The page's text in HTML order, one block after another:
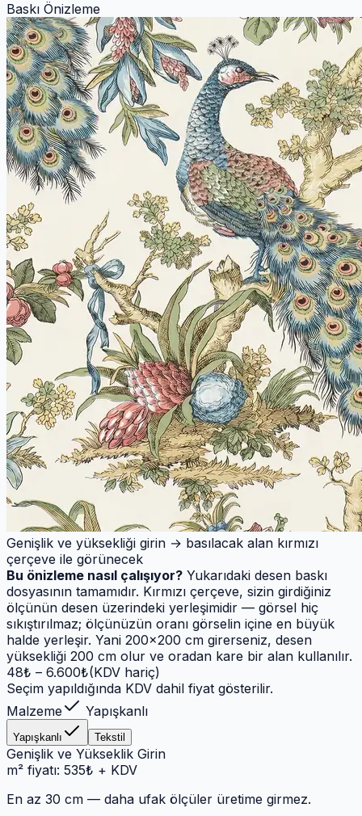
Baskı Önizleme
Genişlik ve yüksekliği girin → basılacak alan kırmızı
çerçeve ile görünecek
Bu önizleme nasıl çalışıyor? Yukarıdaki desen baskı
dosyasının tamamıdır. Kırmızı çerçeve, sizin girdiğiniz
ölçünün desen üzerindeki yerleşimidir — görsel hiç
sıkıştırılmaz; ölçünüzün oranı görselin içine en büyük
halde yerleşir. Yani 200×200 cm girerseniz, desen
yüksekliği 200 cm olur ve oradan kare bir alan kullanılır.
48₺ – 6.600₺(KDV hariç)
Seçim yapıldığında KDV dahil fiyat gösterilir.
Malzeme
Yapışkanlı
Yapışkanlı Tekstil
Genişlik ve Yükseklik Girin
m² fiyatı: 535₺ + KDV
En az 30 cm — daha ufak ölçüler üretime girmez.